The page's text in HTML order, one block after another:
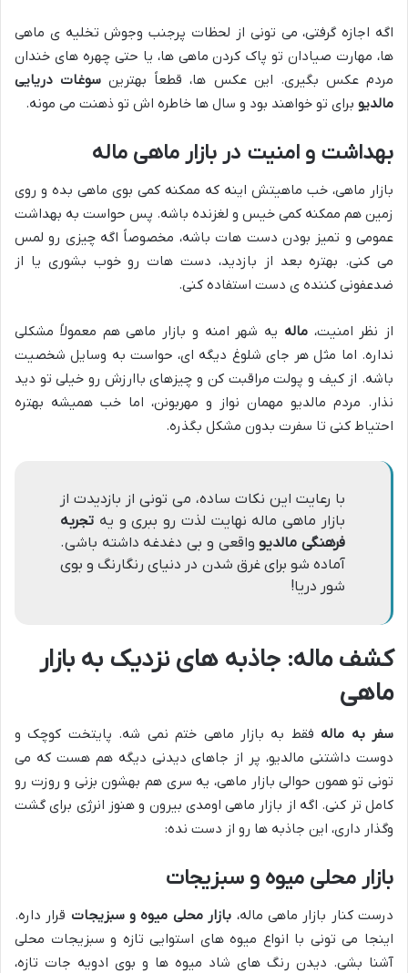
اگه اجازه گرفتی، می تونی از لحظات پرجنب وجوش تخلیه ی ماهی
ها، مهارت صیادان تو پاک کردن ماهی ها، یا حتی چهره های خندان
مردم عکس بگیری. این عکس ها، قطعاً بهترین سوغات دریایی
مالدیو برای تو خواهند بود و سال ها خاطره اش تو ذهنت می مونه.
بهداشت و امنیت در بازار ماهی ماله
بازار ماهی، خب ماهیتش اینه که ممکنه کمی بوی ماهی بده و روی
زمین هم ممکنه کمی خیس و لغزنده باشه. پس حواست به بهداشت
عمومی و تمیز بودن دست هات باشه، مخصوصاً اگه چیزی رو لمس
می کنی. بهتره بعد از بازدید، دست هات رو خوب بشوری یا از
ضدعفونی کننده ی دست استفاده کنی.
از نظر امنیت،ماله یه شهر امنه و بازار ماهی هم معمولاً مشکلی
نداره. اما مثل هر جای شلوغ دیگه ای، حواست به وسایل شخصیت
باشه. از کیف و پولت مراقبت کن و چیزهای باارزش رو خیلی تو دید
نذار. مردم مالدیو مهمان نواز و مهربونن، اما خب همیشه بهتره
احتیاط کنی تا سفرت بدون مشکل بگذره.
با رعایت این نکات ساده، می تونی از بازدیدت از
بازار ماهی ماله نهایت لذت رو ببری و یه تجربه
فرهنگی مالدیوواقعی و بی دغدغه داشته باشی.
آماده شو برای غرق شدن در دنیای رنگارنگ و بوی
شور دریا!
کشف ماله: جاذبه های نزدیک به بازار
ماهی
سفر به ماله فقط به بازار ماهی ختم نمی شه. پایتخت کوچک و
دوست داشتنی مالدیو، پر از جاهای دیدنی دیگه هم هست که می
تونی تو همون حوالی بازار ماهی، یه سری هم بهشون بزنی و روزت رو
کامل تر کنی. اگه از بازار ماهی اومدی بیرون و هنوز انرژی برای گشت
وگذار داری، این جاذبه ها رو از دست نده:
بازار محلی میوه و سبزیجات
درست کنار بازار ماهی ماله، بازار محلی میوه و سبزیجات قرار داره.
اینجا می تونی با انواع میوه های استوایی تازه و سبزیجات محلی
آشنا بشی. دیدن رنگ های شاد میوه ها و بوی ادویه جات تازه،